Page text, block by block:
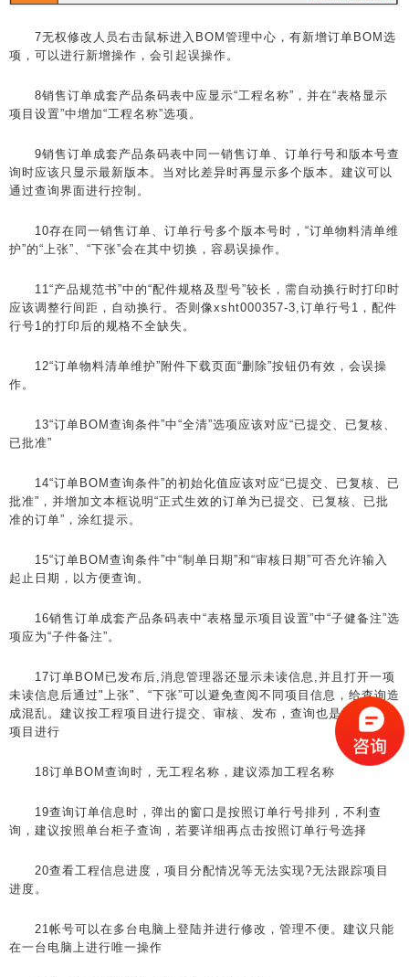
7无权修改人员右击鼠标进入BOM管理中心，有新增订单BOM选
项，可以进行新增操作，会引起误操作。
8销售订单成套产品条码表中应显示“工程名称”，并在“表格显示
项目设置”中增加“工程名称”选项。
9销售订单成套产品条码表中同一销售订单、订单行号和版本号查
询时应该只显示最新版本。当对比差异时再显示多个版本。建议可以
通过查询界面进行控制。
10存在同一销售订单、订单行号多个版本号时，“订单物料清单维
护”的“上张”、“下张”会在其中切换，容易误操作。
11“产品规范书”中的“配件规格及型号”较长，需自动换行时打印时
应该调整行间距，自动换行。否则像xsht000357-3,订单行号1，配件
行号1的打印后的规格不全缺失。
12“订单物料清单维护”附件下载页面“删除”按钮仍有效，会误操
作。
13“订单BOM查询条件”中“全清”选项应该对应“已提交、已复核、
已批准”
14“订单BOM查询条件”的初始化值应该对应“已提交、已复核、已
批准”，并增加文本框说明“正式生效的订单为已提交、已复核、已批
准的订单”，涂红提示。
15“订单BOM查询条件”中“制单日期”和“审核日期”可否允许输入
起止日期，以方便查询。
16销售订单成套产品条码表中“表格显示项目设置”中“子健备注”选
项应为“子件备注”。
17订单BOM已发布后,消息管理器还显示未读信息,并且打开一项
未读信息后通过"上张"、“下张”可以避免查阅不同项目信息，给查询造
成混乱。建议按工程项目进行提交、审核、发布，查询也是按照工程
项目进行
18订单BOM查询时，无工程名称，建议添加工程名称
19查询订单信息时，弹出的窗口是按照订单行号排列，不利查
询，建议按照单台柜子查询，若要详细再点击按照订单行号选择
20查看工程信息进度，项目分配情况等无法实现?无法跟踪项目
进度。
21帐号可以在多台电脑上登陆并进行修改，管理不便。建议只能
在一台电脑上进行唯一操作